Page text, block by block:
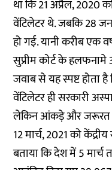
था कि 21 अप्रैल, 2020
वेंटिलेटर थे. जबकि 28
हो गई. यानी करीब एक
सुप्रीम कोर्ट के
जवाब से यह स्पष्ट होता
वेंटिलेटर ही सरकारी
लेकिन आंकड़े और जरूरत
12 मार्च, 2021 को
बताया कि देश में 5